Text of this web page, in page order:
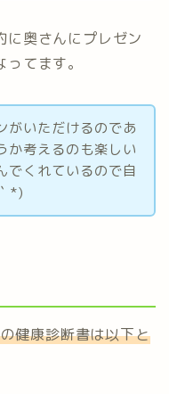
に奥さんにプレゼン
てます。
がいただけるのであ
か考えるのも楽しい
でくれているので自
*)
健康診断書は以下と